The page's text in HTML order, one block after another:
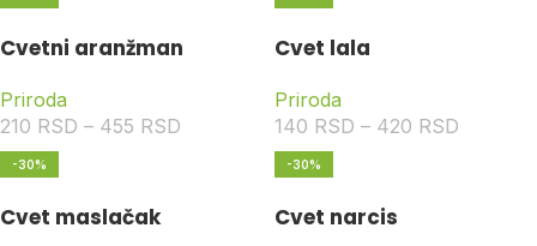
Cvetni aranžman
Priroda
210 RSD – 455 RSD
Cvet lala
Priroda
140 RSD – 420 RSD
-30%
Cvet maslačak
-30%
Cvet narcis